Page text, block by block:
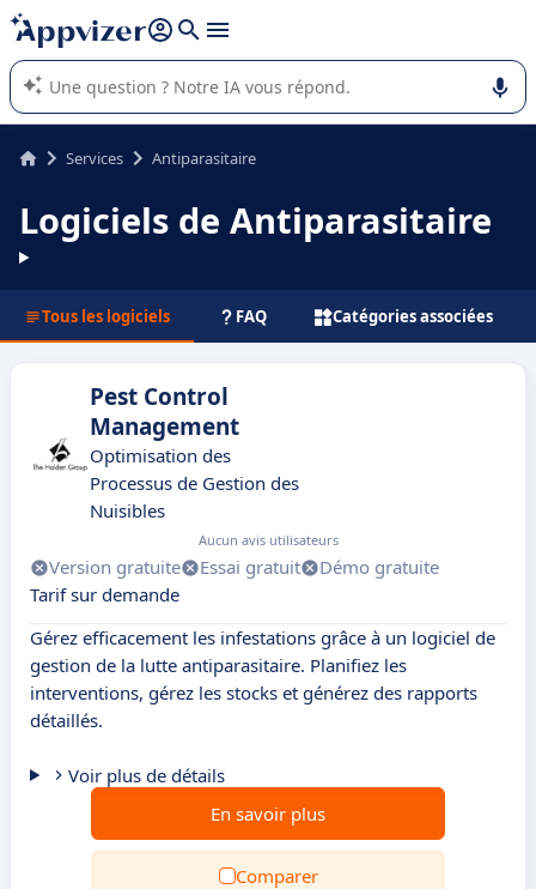
répondre (plusieurs lignes avec
L'IA de Appvizer vous guide dans l'utilisation ou la sélection de
logiciel SaaS en entreprise.
Services Antiparasitaire
Logiciels de Antiparasitaire
Tous les logiciels FAQ Catégories associées
Pest Control
Management
Optimisation des
Processus de Gestion des
Nuisibles
Aucun avis utilisateurs
Version gratuite Essai gratuit
Démo gratuite
Tarif sur demande
Gérez efficacement les infestations grâce à un logiciel de
gestion de la lutte antiparasitaire. Planifiez les
interventions, gérez les stocks et générez des rapports
détaillés.
Voir plus de détails
En savoir plus
Comparer